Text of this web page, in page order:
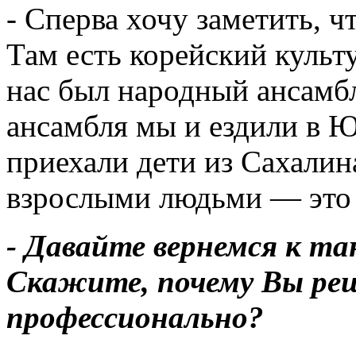
- Сперва хочу заметить,
Там есть корейский
нас был народный
ансамбля мы и ездили
приехали дети из
взрослыми людьми — это
- Давайте вернемся к
Скажите, почему Вы
профессионально?